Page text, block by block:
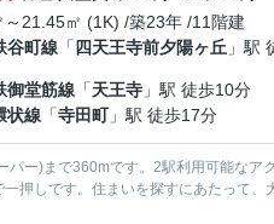
～21.45㎡ (1K) /築23年 /11階建
谷町線 「 四天王寺前夕陽ヶ丘 」駅
御堂筋線 「天王寺 」駅 徒歩10分
状線 「寺田町」駅 徒歩17分
ー)まで360mです。2駅利用可能なア
押しです。住まいを探すにあたって